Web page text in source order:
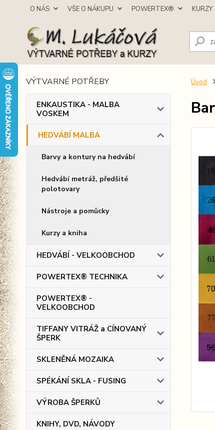
O NÁS VŠE O NÁKUPU POWERTEX® KURZY
VÝTVARNÉ POTŘEBY
ENKAUSTIKA - MALBA
VOSKEM
HEDVÁBÍ MALBA
Barvy a kontury na hedvábí
Hedvábí metráž, předšité
polotovary
Nástroje a pomůcky
Kurzy a kniha
HEDVÁBÍ - VELKOOBCHOD
POWERTEX® TECHNIKA
POWERTEX® -
VELKOOBCHOD
TIFFANY VITRÁŽ a CÍNOVANÝ
ŠPERK
SKLENĚNÁ MOZAIKA
SPÉKÁNÍ SKLA - FUSING
VÝROBA ŠPERKŮ
KNIHY, DVD, NÁVODY
Úvod